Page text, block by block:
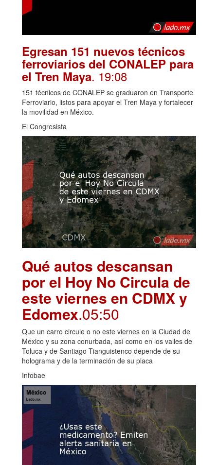
Egresan 151 nuevos técnicos
ferroviarios del CONALEP para
el Tren Maya. 19:08
151 técnicos de CONALEP se graduaron en Transporte
Ferroviario, listos para apoyar el Tren Maya y fortalecer
la movilidad en México.
El Congresista
Qué autos descansan
por el Hoy No Circula de
este viernes en CDMX y
Edomex.05:50
Que un carro circule o no este viernes en la Ciudad de
México y su zona conurbada, así como en los valles de
Toluca y de Santiago Tianguistenco depende de su
holograma y de la terminación de su placa
Infobae